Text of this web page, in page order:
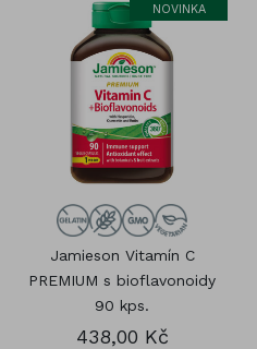
NOVINKA
Jamieson Vitamín C
PREMIUM s bioflavonoidy
90 kps.
438,00 Kč